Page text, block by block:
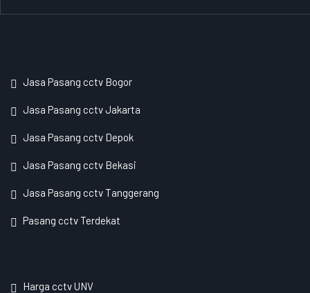
Jasa Pasang cctv Bogor
Jasa Pasang cctv Jakarta
Jasa Pasang cctv Depok
Jasa Pasang cctv Bekasi
Jasa Pasang cctv Tanggerang
Pasang cctv Terdekat
Harga cctv UNV